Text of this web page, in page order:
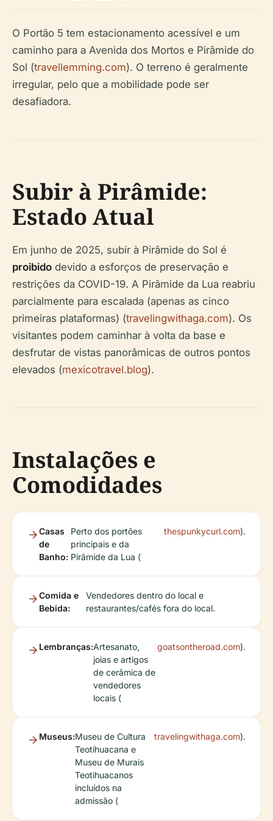
O Portão 5 tem estacionamento acessível e um
caminho para a Avenida dos Mortos e Pirâmide do
Sol (travellemming.com). O terreno é geralmente
irregular, pelo que a mobilidade pode ser
desafiadora.
Subir à Pirâmide:
Estado Atual
Em junho de 2025, subir à Pirâmide do Sol é
proibido devido a esforços de preservação e
restrições da COVID-19. A Pirâmide da Lua reabriu
parcialmente para escalada (apenas as cinco
primeiras plataformas) (travelingwithaga.com). Os
visitantes podem caminhar à volta da base e
desfrutar de vistas panorâmicas de outros pontos
elevados (mexicotravel.blog).
Instalações e
Comodidades
Casas
de
Banho:
Perto dos portões
principais e da
Pirâmide da Lua (
thespunkycurl.com).
Comida e
Bebida:
Vendedores dentro do local e
restaurantes/cafés fora do local.
Lembranças:Artesanato,
joias e artigos
de cerâmica de
vendedores
locais (
goatsontheroad.com).
Museus:Museu de Cultura
Teotihuacana e
Museu de Murais
Teotihuacanos
incluídos na
admissão (
travelingwithaga.com).